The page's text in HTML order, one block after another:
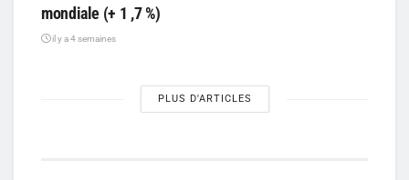
mondiale (+ 1 ,7 %)
il y a 4 semaines
PLUS D'ARTICLES